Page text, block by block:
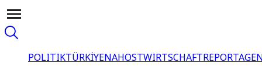
POLITIKTÜRKİYENAHOSTWIRTSCHAFT